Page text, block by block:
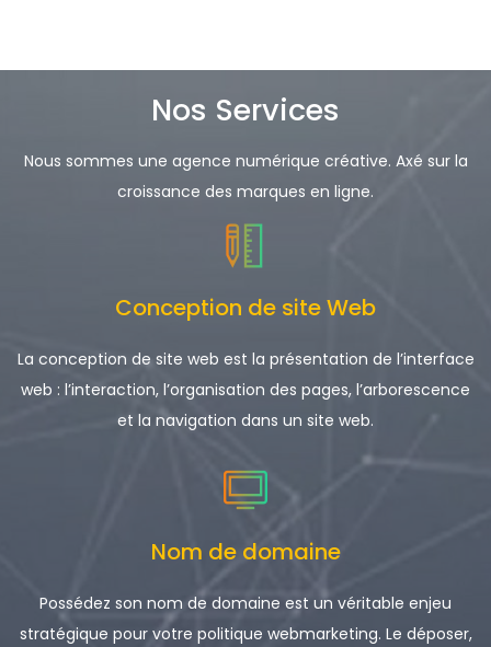
Nos Services
Nous sommes une agence numérique créative. Axé sur la
croissance des marques en ligne.
Conception de site Web
La conception de site web est la présentation de l’interface
web : l’interaction, l’organisation des pages, l’arborescence
et la navigation dans un site web.
Nom de domaine
Possédez son nom de domaine est un véritable enjeu
stratégique pour votre politique webmarketing. Le déposer,